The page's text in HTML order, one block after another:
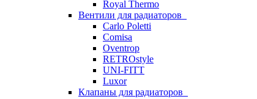
Royal Thermo
Вентили для радиаторов
Carlo Poletti
Comisa
Oventrop
RETROstyle
UNI-FITT
Luxor
Клапаны для радиаторов